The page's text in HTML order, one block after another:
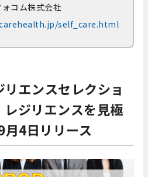
コム株式会社
self_care.html
リエンスセレクショ
ジリエンスを見極
4日リリース